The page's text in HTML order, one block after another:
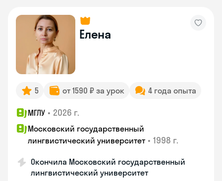
Елена
5 от 1590 ₽ за урок 4 года опыта
МГЛУ • 2026 г.
Московский государственный
лингвистический университет • 1998 г.
Окончила Московский государственный
лингвистический университет